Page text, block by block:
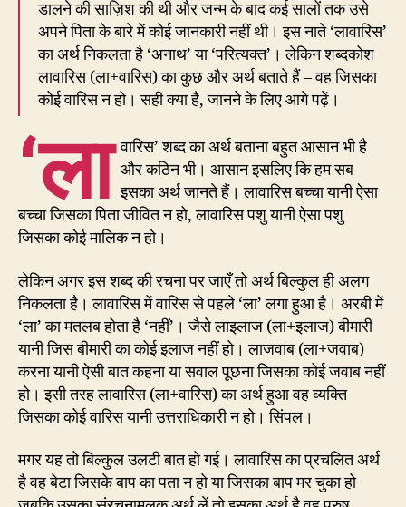
डालने की साज़िश की थी और जन्म के बाद कई सालों तक उसे
अपने पिता के बारे में कोई जानकारी नहीं थी। इस नाते ‘लावारिस’
का अर्थ निकलता है ‘अनाथ’ या ‘परित्यक्त’। लेकिन शब्दकोश
लावारिस (ला+वारिस) का कुछ और अर्थ बताते हैं – वह जिसका
कोई वारिस न हो। सही क्या है, जानने के लिए आगे पढ़ें।
‘ला वारिस’ शब्द का अर्थ बताना बहुत आसान भी है
और कठिन भी। आसान इसलिए कि हम सब
इसका अर्थ जानते हैं। लावारिस बच्चा यानी ऐसा
बच्चा जिसका पिता जीवित न हो, लावारिस पशु यानी ऐसा पशु
जिसका कोई मालिक न हो।
लेकिन अगर इस शब्द की रचना पर जाएँ तो अर्थ बिल्कुल ही अलग
निकलता है। लावारिस में वारिस से पहले ‘ला’ लगा हुआ है। अरबी में
‘ला’ का मतलब होता है ‘नहीं’। जैसे लाइलाज (ला+इलाज) बीमारी
यानी जिस बीमारी का कोई इलाज नहीं हो। लाजवाब (ला+जवाब)
करना यानी ऐसी बात कहना या सवाल पूछना जिसका कोई जवाब नहीं
हो। इसी तरह लावारिस (ला+वारिस) का अर्थ हुआ वह व्यक्ति
जिसका कोई वारिस यानी उत्तराधिकारी न हो। सिंपल।
मगर यह तो बिल्कुल उलटी बात हो गई। लावारिस का प्रचलित अर्थ
है वह बेटा जिसके बाप का पता न हो या जिसका बाप मर चुका हो